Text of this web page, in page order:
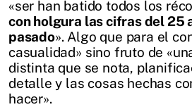
«ser han batido todos los
con holgura las cifras del 25
pasado». Algo que para el
casualidad» sino fruto de
distinta que se nota,
detalle y las cosas hechas
hacer».